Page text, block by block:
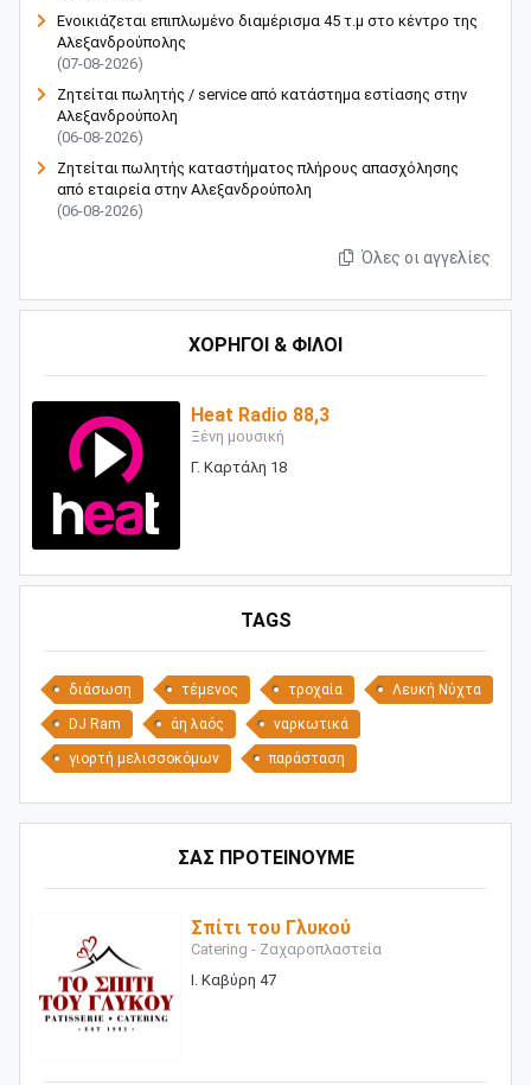
Ενοικιάζεται επιπλωμένο διαμέρισμα 45 τ.μ στο κέντρο της
Αλεξανδρούπολης
(07-08-2026)
Ζητείται πωλητής / service από κατάστημα εστίασης στην
Αλεξανδρούπολη
(06-08-2026)
Ζητείται πωλητής καταστήματος πλήρους απασχόλησης
από εταιρεία στην Αλεξανδρούπολη
(06-08-2026)
Όλες οι αγγελίες
ΧΟΡΗΓΟΙ & ΦΙΛΟΙ
Heat Radio 88,3
Ξένη μουσική
Γ. Καρτάλη 18
TAGS
διάσωση τέμενος τροχαία Λευκή Νύχτα
DJ Ram άη λαός ναρκωτικά
γιορτή μελισσοκόμων παράσταση
ΣΑΣ ΠΡΟΤΕΙΝΟΥΜΕ
Σπίτι του Γλυκού
Catering - Ζαχαροπλαστεία
Ι. Καβύρη 47